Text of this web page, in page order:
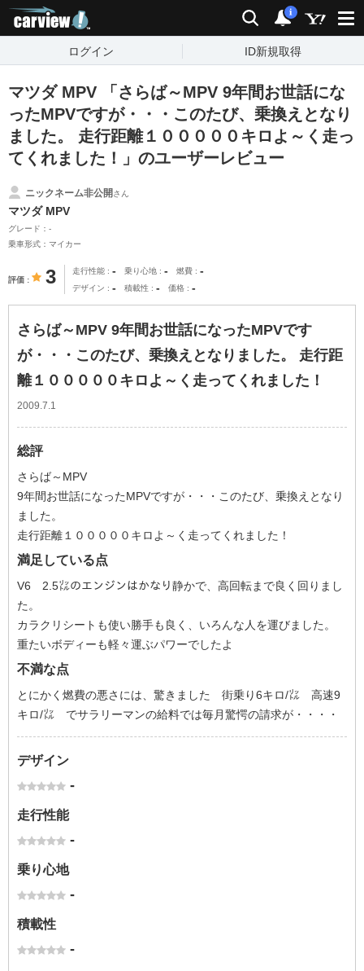
検索 通知
i
ログイン ID新規取得
マツダ MPV 「さらば～MPV 9年間お世話にな
ったMPVですが・・・このたび、乗換えとなり
ました。 走行距離１０００００キロよ～く走っ
てくれました！」のユーザーレビュー
ニックネーム非公開さん
マツダ MPV
グレード：-
乗車形式：マイカー
評価 3 走行性能 - 乗り心地 - 燃費 -
デザイン - 積載性 - 価格 -
さらば～MPV 9年間お世話になったMPVです
が・・・このたび、乗換えとなりました。 走行距
離１０００００キロよ～く走ってくれました！
2009.7.1
総評
さらば～MPV
9年間お世話になったMPVですが・・・このたび、乗換えとなり
ました。
走行距離１０００００キロよ～く走ってくれました！
満足している点
V6 2.5㍑のエンジンはかなり静かで、高回転まで良く回りまし
た。
カラクリシートも使い勝手も良く、いろんな人を運びました。
重たいボディーも軽々運ぶパワーでしたよ
不満な点
とにかく燃費の悪さには、驚きました 街乗り6キロ/㍑ 高速9
キロ/㍑ でサラリーマンの給料では毎月驚愕の請求が・・・・
デザイン
-
走行性能
-
乗り心地
-
積載性
-